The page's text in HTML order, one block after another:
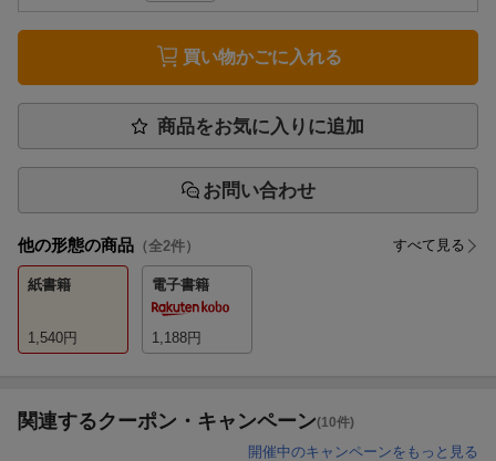
買い物かごに入れる
商品をお気に入りに追加
お問い合わせ
他の形態の商品 （全2件） すべて見る
紙書籍
1,540円
電子書籍
1,188円
関連するクーポン・キャンペーン(10件)
開催中のキャンペーンをもっと見る